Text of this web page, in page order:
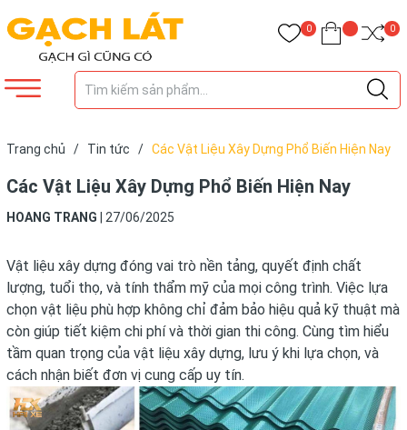
0 0
Trang chủ / Tin tức / Các Vật Liệu Xây Dựng Phổ Biến Hiện Nay
Các Vật Liệu Xây Dựng Phổ Biến Hiện Nay
HOANG TRANG 27/06/2025
Vật liệu xây dựng đóng vai trò nền tảng, quyết định chất
lượng, tuổi thọ, và tính thẩm mỹ của mọi công trình. Việc lựa
chọn vật liệu phù hợp không chỉ đảm bảo hiệu quả kỹ thuật mà
còn giúp tiết kiệm chi phí và thời gian thi công. Cùng tìm hiểu
tầm quan trọng của vật liệu xây dựng, lưu ý khi lựa chọn, và
cách nhận biết đơn vị cung cấp uy tín.